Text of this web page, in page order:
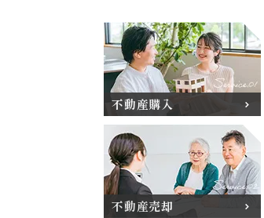
不動産購入
不動産売却